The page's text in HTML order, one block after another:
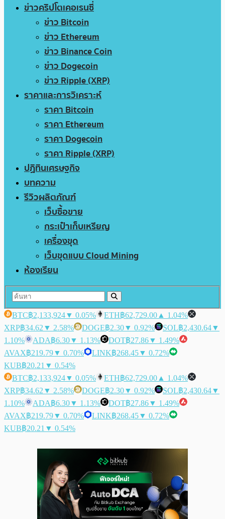
ข่าวคริปโตเคอเรนซี่
ข่าว Bitcoin
ข่าว Ethereum
ข่าว Binance Coin
ข่าว Dogecoin
ข่าว Ripple (XRP)
ราคาและการวิเคราะห์
ราคา Bitcoin
ราคา Ethereum
ราคา Dogecoin
ราคา Ripple (XRP)
ปฏิทินเศรษฐกิจ
บทความ
รีวิวผลิตภัณฑ์
เว็บซื้อขาย
กระเป๋าเก็บเหรียญ
เครื่องขุด
เว็บขุดแบบ Cloud Mining
ห้องเรียน
BTC฿2,133,924▼ 0.05% ETH฿62,729.00 ▲ 1.04%
XRP฿34.62 ▼ 2.58% DOGE฿2.30▼ 0.92% SOL฿2,430.64▼
1.10%
ADA฿6.30▼ 1.13% DOT฿27.86▼ 1.49%
AVAX฿219.79▼ 0.70% LINK฿268.45▼ 0.72%
KUB฿20.21 ▼ 0.54%
BTC฿2,133,924▼ 0.05% ETH฿62,729.00 ▲ 1.04%
XRP฿34.62 ▼ 2.58% DOGE฿2.30▼ 0.92% SOL฿2,430.64▼
1.10%
ADA฿6.30▼ 1.13% DOT฿27.86▼ 1.49%
AVAX฿219.79▼ 0.70% LINK฿268.45▼ 0.72%
KUB฿20.21 ▼ 0.54%